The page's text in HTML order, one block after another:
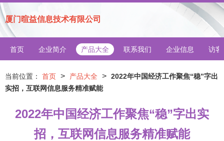
厦门暄益信息技术有限公司
首页 企业简介 产品大全 联系我们 企业信息 访客
当前位置： 首页 > 产品大全 > 2022年中国经济工作聚焦“稳”字出
实招，互联网信息服务精准赋能
2022年中国经济工作聚焦“稳”字出实
招，互联网信息服务精准赋能